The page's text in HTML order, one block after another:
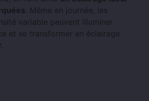
. Même en journée, les
variable peuvent illuminer
et se transformer en éclairage